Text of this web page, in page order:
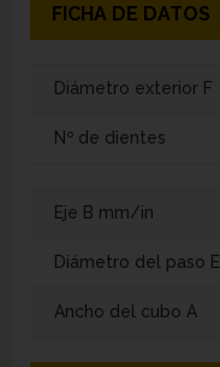
FICHA DE DATOS
Diámetro exterior F
Nº de dientes
Eje B mm/in
Diámetro del paso E
Ancho del cubo A